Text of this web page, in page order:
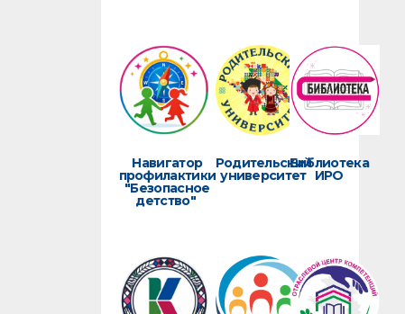
Навигатор
профилактики
"Безопасное
детство"
Родительский
университет
Библиотека
ИРО